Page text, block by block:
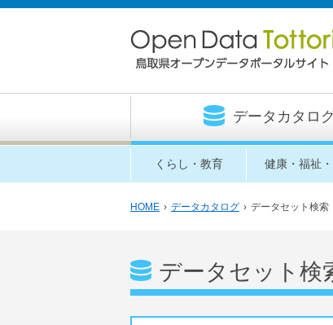
データカタロ
くらし・教育 健康・福祉
HOME › データカタログ › データセット検索
データセット検